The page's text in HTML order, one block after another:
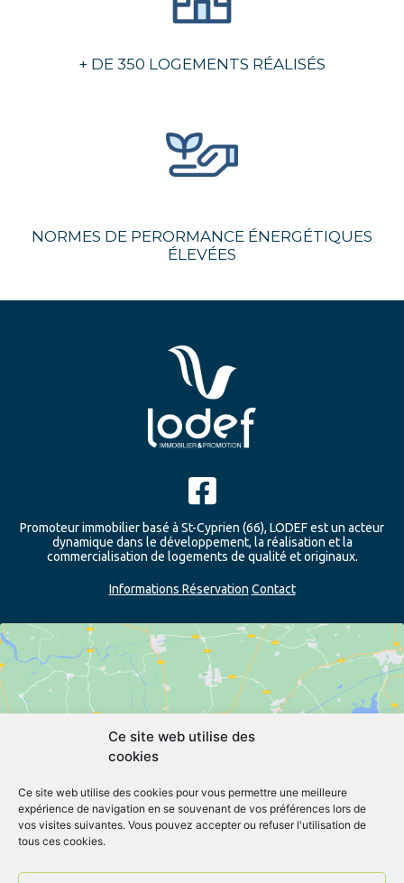
Ce site web utilise des
cookies
Ce site web utilise des cookies pour vous permettre une meilleure
expérience de navigation en se souvenant de vos préférences lors de
vos visites suivantes. Vous pouvez accepter ou refuser l'utilisation de
tous ces cookies.
+ DE 350 LOGEMENTS RÉALISÉS
NORMES DE PERORMANCE ÉNERGÉTIQUES
ÉLEVÉES
Promoteur immobilier basé à St-Cyprien (66), LODEF est un acteur
dynamique dans le développement, la réalisation et la
commercialisation de logements de qualité et originaux.
Informations Réservation Contact
Cliquez pour accepter les cookies